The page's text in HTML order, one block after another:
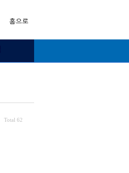
홈으로
Total 62